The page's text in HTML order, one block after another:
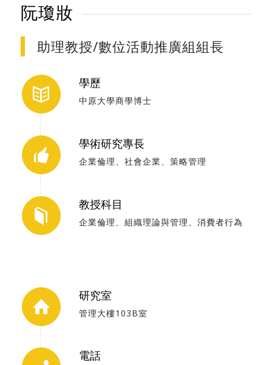
阮瓊妝
助理教授/數位活動推廣組組長
學歷
中原大學商學博士
學術研究專長
企業倫理、社會企業、策略管理
教授科目
企業倫理、組織理論與管理、消費者行為
研究室
管理大樓103B室
電話